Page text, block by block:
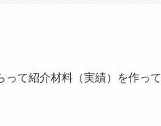
て紹介材料（実績）を作って